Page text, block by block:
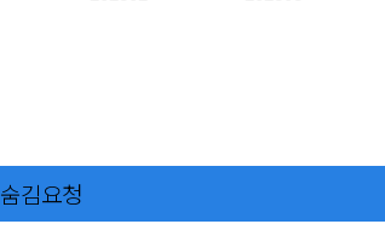
숨김요청